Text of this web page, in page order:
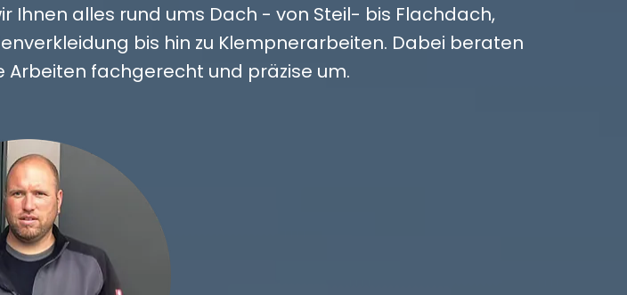
Ihnen alles rund ums Dach - von Steil- bis Flachdach,
bis hin zu Klempnerarbeiten. Dabei beraten
Arbeiten fachgerecht und präzise um.